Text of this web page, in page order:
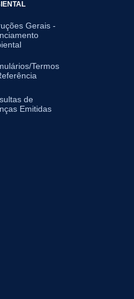
Gerais -
Termos
de
Emitidas